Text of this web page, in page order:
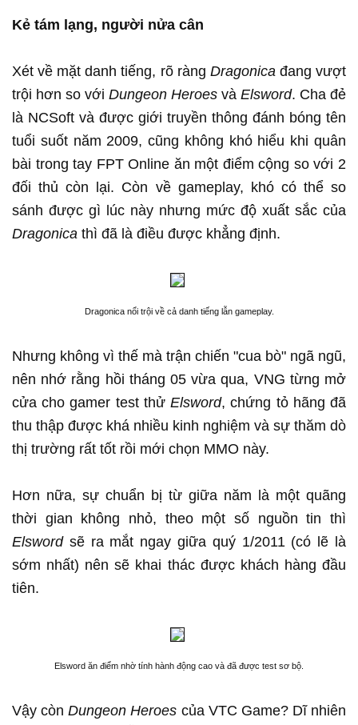
Kẻ tám lạng, người nửa cân
Xét về mặt danh tiếng, rõ ràng Dragonicađang vượt
trội hơn so với Dungeon Heroes và Elsword. Cha đẻ
là NCSoft và được giới truyền thông đánh bóng tên
tuổi suốt năm 2009, cũng không khó hiểu khi quân
bài trong tay FPT Online ăn một điểm cộng so với 2
đối thủ còn lại. Còn về gameplay, khó có thể so
sánh được gì lúc này nhưng mức độ xuất sắc của
Dragonica thì đã là điều được khẳng định.
Dragonica nổi trội về cả danh tiếng lẫn gameplay.
Nhưng không vì thế mà trận chiến "cua bò" ngã ngũ,
nên nhớ rằng hồi tháng 05 vừa qua, VNG từng mở
cửa cho gamer test thửElsword, chứng tỏ hãng đã
thu thập được khá nhiều kinh nghiệm và sự thăm dò
thị trường rất tốt rồi mới chọn MMO này.
Hơn nữa, sự chuẩn bị từ giữa năm là một quãng
thời gian không nhỏ, theo một số nguồn tin thì
Elswordsẽ ra mắt ngay giữa quý 1/2011 (có lẽ là
sớm nhất) nên sẽ khai thác được khách hàng đầu
tiên.
Elsword ăn điểm nhờ tính hành động cao và đã được test sơ bộ.
Vậy cònDungeon Heroes của VTC Game? Dĩ nhiên